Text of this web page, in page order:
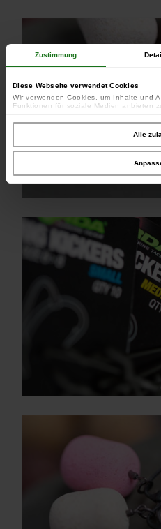
Zustimmung
Diese Webseite verwendet Cookies
Wir verwenden Cookies, um Inhalte und
Funktionen für soziale Medien anbieten
unserer Website an unsere Partner für
weiter. Unsere Partner führen diese
Daten zusammen, die Sie ihnen
Ihrer Nutzung der Dienste gesammelt
Alle